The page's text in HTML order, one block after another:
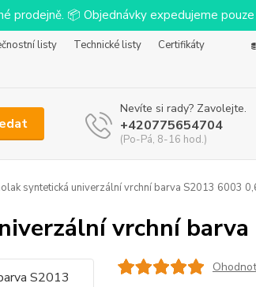
prodejně. 📦 Objednávky expedujeme
listy Technické listy
Certifikáty
Nevíte si rady? Zavolejte.
+420775654704
(Po-Pá, 8-16 hod.)
syntetická univerzální vrchní barva S2013 6003
vrchní